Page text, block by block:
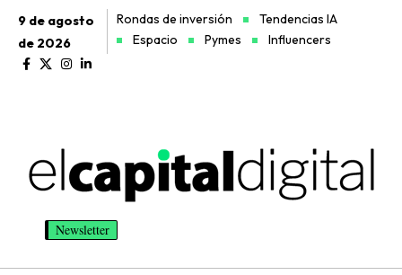
9 de agosto
de 2026
Rondas de inversión
Tendencias IA
Espacio
Pymes Influencers
Newsletter